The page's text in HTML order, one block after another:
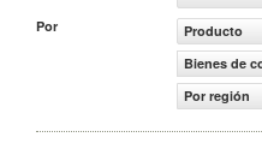
Por
Producto
Bienes de
Por región